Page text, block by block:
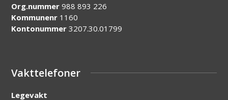
Org.nummer988 893 226
Kommunenr 1160
Kontonummer3207.30.01799
Vakttelefoner
Legevakt